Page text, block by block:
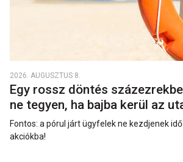
2026. AUGUSZTUS 8.
Egy rossz döntés
ne tegyen, ha bajba kerül az
Fontos: a pórul járt ügyfelek ne kezdjenek
akciókba!